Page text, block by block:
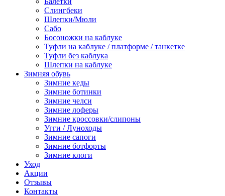
Слингбеки
Шлепки/Мюли
Сабо
Босоножки на каблуке
Туфли на каблуке / платформе / танкетке
Туфли без каблука
Шлепки на каблуке
Зимняя обувь
Зимние кеды
Зимние ботинки
Зимние челси
Зимние лоферы
Зимние кроссовки/слипоны
Угги / Луноходы
Зимние сапоги
Зимние ботфорты
Зимние клоги
Уход
Акции
Отзывы
Контакты